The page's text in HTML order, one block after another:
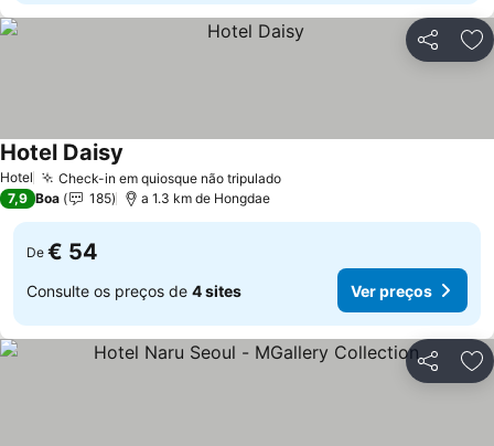
Partilhar
Hotel Check-in em quiosque não tripuladoVer preços
Hotel Daisy
7,9 Boa 185 a 1.3 km de Hongdae
De € 54
Consulte os preços de 4 sites Ver preços
Partilhar